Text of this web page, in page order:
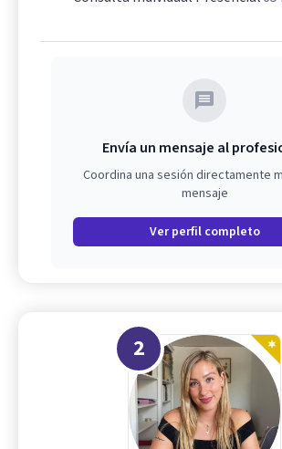
Envía un mensaje al
Coordina una sesión directamente
mensaje
Ver perfil completo
2